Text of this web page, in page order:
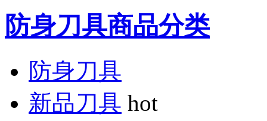
防身刀具商品分类
防身刀具
新品刀具 hot